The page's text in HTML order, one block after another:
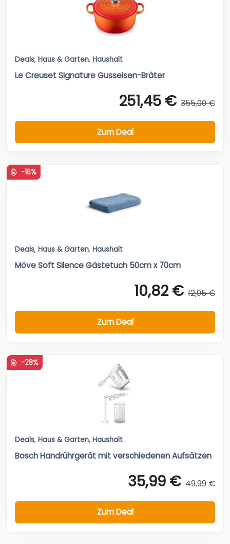
Deals, Haus & Garten, Haushalt
Le Creuset Signature Gusseisen-Bräter
251,45 € 355,00 €
Zum Deal
-16%
Deals, Haus & Garten, Haushalt
Möve Soft Silence Gästetuch 50cm x 70cm
10,82 € 12,95 €
Zum Deal
-28%
Deals, Haus & Garten, Haushalt
Bosch Handrührgerät mit verschiedenen Aufsätzen
35,99 € 49,99 €
Zum Deal